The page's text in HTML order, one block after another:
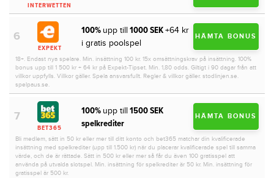
INTERWETTEN
EXPEKT
100% upp till1000 SEK+64 kr
i gratis poolspel
HÄMTA BONUS
18+. Endast nya spelare. Min. insättning 100 kr. 15x omsättningskrav på insättning. 100%
bonus upp till 1 500 kr + 64 kr på Expekt-Tipset. Min. 1,80 odds. Giltigt i 90 dagar från att
villkor uppfylls. Villkor gäller. Spela ansvarsfullt. Regler & villkor gäller. stodlinjen.se.
spelpaus.se.
BET365
100% upp till 1500 SEK
spelkrediter
HÄMTA BONUS
Bli medlem, sätt in 50 kr eller mer till ditt konto och bet365 matchar din kvalificerade
insättning med spelkrediter (upp till 1.500 kr) när du placerar kvalificerade spel till samma
värde, och de är rättade. Sätt in 500 kr eller mer så får du även 100 gratisspel att
använda på utvalda slotspel. Min. insättning för spelkrediter är 50 kr. Min. insättning för
gratisspel är 500 kr.